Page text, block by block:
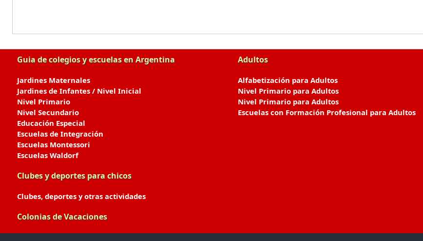
Guia de colegios y escuelas en Argentina
Jardines Maternales
Jardines de Infantes / Nivel Inicial
Nivel Primario
Nivel Secundario
Educación Especial
Escuelas de Integración
Escuelas Montessori
Escuelas Waldorf
Clubes y deportes para chicos
Clubes, deportes y otras actividades
Colonias de Vacaciones
Adultos
Alfabetización para Adultos
Nivel Primario para Adultos
Nivel Primario para Adultos
Escuelas con Formación Profesional para Adultos